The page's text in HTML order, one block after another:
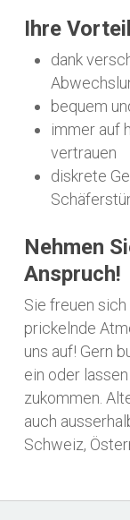
Ihre
dank
bequem
immer auf
vertrauen
diskrete
Nehmen
Anspruch!
Sie freuen
prickelnde
uns auf! Gern
ein oder
zukommen.
auch
Schweiz,